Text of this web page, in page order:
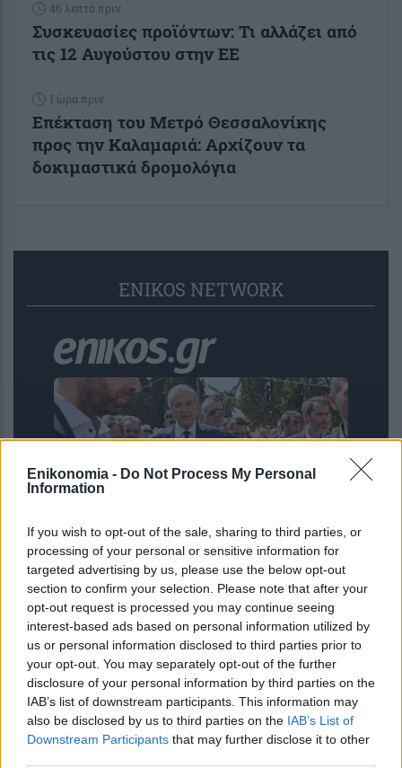
Enikonomia - Do Not Process My Personal
Information
If you wish to opt-out of the sale, sharing to third parties, or
processing of your personal or sensitive information for
targeted advertising by us, please use the below opt-out
section to confirm your selection. Please note that after your
opt-out request is processed you may continue seeing
interest-based ads based on personal information utilized by
us or personal information disclosed to third parties prior to
your opt-out. You may separately opt-out of the further
disclosure of your personal information by third parties on the
IAB’s list of downstream participants. This information may
also be disclosed by us to third parties on the IAB’s List of
Downstream Participants that may further disclose it to other
46 λεπτά πριν
Συσκευασίες προϊόντων: Τι αλλάζει από
τις 12 Αυγούστου στην ΕΕ
1 ώρα πριν
Επέκταση του Μετρό Θεσσαλονίκης
προς την Καλαμαριά: Αρχίζουν τα
δοκιμαστικά δρομολόγια
ENIKOS NETWORK
Συγκίνηση στο ετήσιο μνημόσυνο της
Λένας Σαμαρά – Παρουσία
οικογένειας, φίλων και πολιτικών